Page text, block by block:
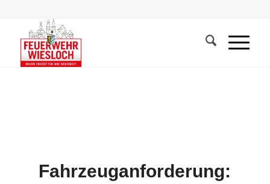
Fahrzeuganforderung: